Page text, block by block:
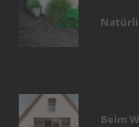
Beim